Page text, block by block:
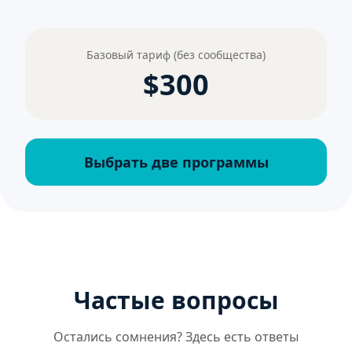
Базовый тариф (без сообщества)
$300
Выбрать две программы
Частые вопросы
Остались сомнения? Здесь есть ответы